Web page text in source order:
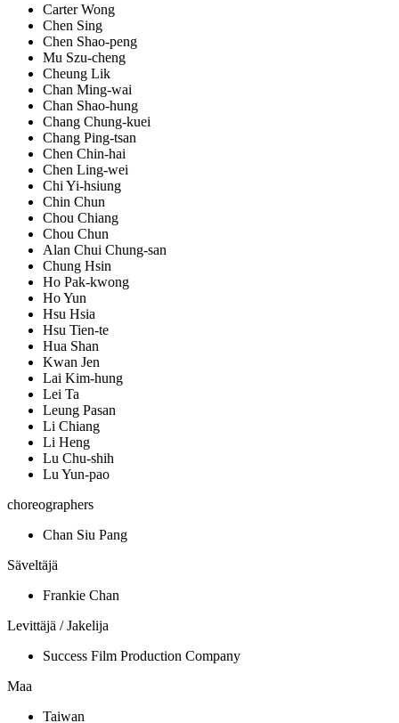
Carter Wong
Chen Sing
Chen Shao-peng
Mu Szu-cheng
Cheung Lik
Chan Ming-wai
Chan Shao-hung
Chang Chung-kuei
Chang Ping-tsan
Chen Chin-hai
Chen Ling-wei
Chi Yi-hsiung
Chin Chun
Chou Chiang
Chou Chun
Alan Chui Chung-san
Chung Hsin
Ho Pak-kwong
Ho Yun
Hsu Hsia
Hsu Tien-te
Hua Shan
Kwan Jen
Lai Kim-hung
Lei Ta
Leung Pasan
Li Chiang
Li Heng
Lu Chu-shih
Lu Yun-pao
choreographers
Chan Siu Pang
Säveltäjä
Frankie Chan
Levittäjä / Jakelija
Success Film Production Company
Maa
Taiwan